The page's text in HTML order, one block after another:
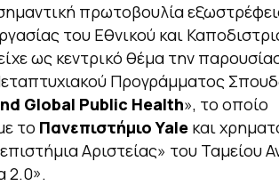
πρωτοβουλία
του Εθνικού και
ως κεντρικό θέμα την
Προγράμματος
Global Public Health», το οποίο
το Πανεπιστήμιο Yaleκαι
Αριστείας» του Ταμείου
2.0».